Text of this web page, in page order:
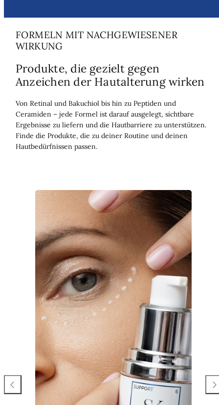
FORMELN MIT NACHGEWIESENER
WIRKUNG
Produkte, die gezielt gegen
Anzeichen der Hautalterung wirken
Von Retinal und Bakuchiol bis hin zu Peptiden und
Ceramiden – jede Formel ist darauf ausgelegt, sichtbare
Ergebnisse zu liefern und die Hautbarriere zu unterstützen.
Finde die Produkte, die zu deiner Routine und deinen
Hautbedürfnissen passen.